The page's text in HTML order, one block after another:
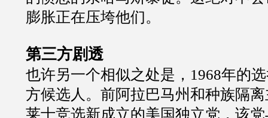
膨胀正在压垮他们。
第三方剧透
也许另一个相似之处是，1968年的
方候选人。前阿拉巴马州和种族隔
莱士竞选新成立的美国独立党，该党